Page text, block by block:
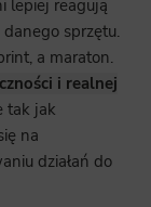
lepiej reagują
sprzętu.
a maraton.
i realnej
tak jak
na
działań do